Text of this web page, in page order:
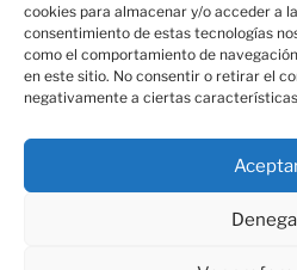
cookies para almacenar y/o acceder a
consentimiento de estas tecnologías
como el comportamiento de
en este sitio. No consentir o retirar el
negativamente a ciertas
CONTACTO
fundacion@magtel.es
Parque Empresarial Las
C/Gabriel Ramos Bejarano, 114
14014 Córdoba